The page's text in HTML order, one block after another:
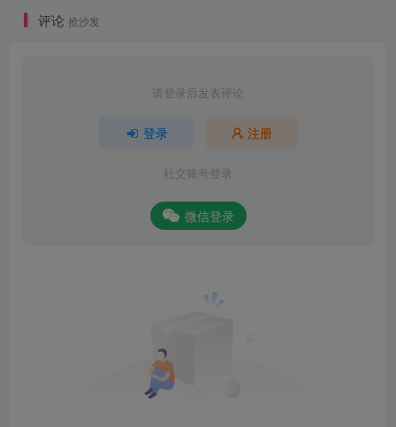
评论 抢沙发
请登录后发表评论
登录 注册
社交账号登录
微信登录